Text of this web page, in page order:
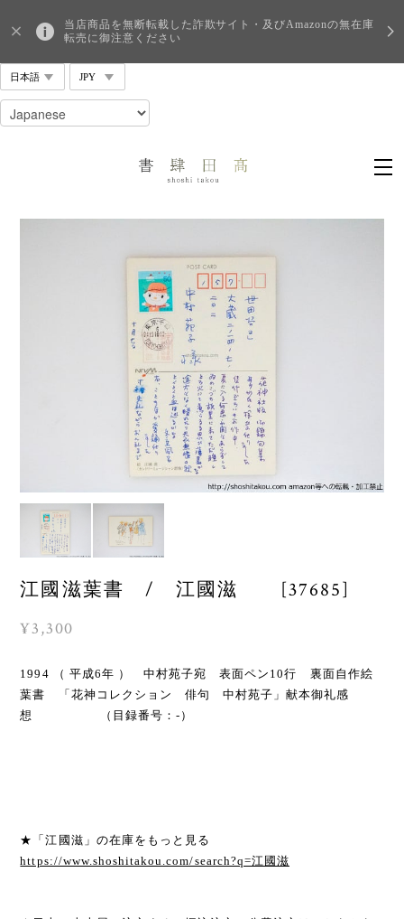
当店商品を無断転載した詐欺サイト・及びAmazonの無在庫
転売に御注意ください
江國滋葉書 / 江國滋 [37685]
¥3,300
1994 （ 平成6年 ） 中村苑子宛 表面ペン10行 裏面自作絵
葉書 「花神コレクション 俳句 中村苑子」献本御礼感
想 （目録番号：-）
★「江國滋」の在庫をもっと見る
https://www.shoshitakou.com/search?q=江國滋